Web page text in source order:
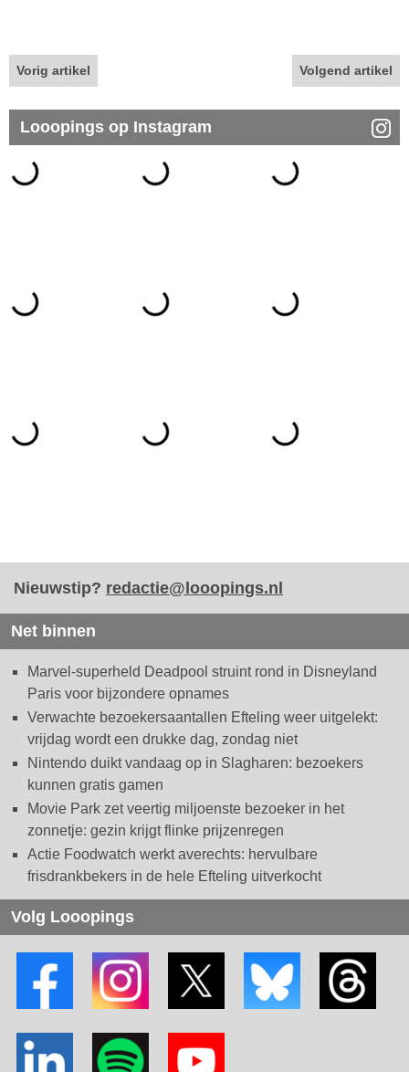
Vorig artikel Volgend artikel
Looopings op Instagram
Nieuwstip? redactie@looopings.nl
Net binnen
Marvel-superheld Deadpool struint rond in Disneyland
Paris voor bijzondere opnames
Verwachte bezoekersaantallen Efteling weer uitgelekt:
vrijdag wordt een drukke dag, zondag niet
Nintendo duikt vandaag op in Slagharen: bezoekers
kunnen gratis gamen
Movie Park zet veertig miljoenste bezoeker in het
zonnetje: gezin krijgt flinke prijzenregen
Actie Foodwatch werkt averechts: hervulbare
frisdrankbekers in de hele Efteling uitverkocht
Volg Looopings